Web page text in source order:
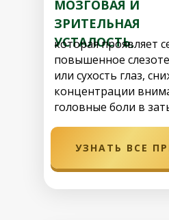
МОЗГОВАЯ И
ЗРИТЕЛЬНАЯ
УСТАЛОСТЬ,
УЗНАТЬ ВСЕ
которая проявляет
повышенное
или сухость глаз,
концентрации
головные боли в